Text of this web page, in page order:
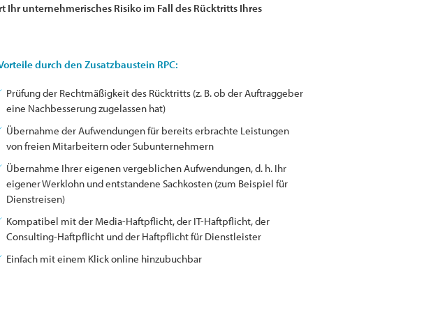
Ihr unternehmerisches Risiko im Fall des Rücktritts Ihres
durch den Zusatzbaustein RPC:
Prüfung der Rechtmäßigkeit des Rücktritts (z. B. ob der Auftraggeber
eine Nachbesserung zugelassen hat)
Übernahme der Aufwendungen für bereits erbrachte Leistungen
von freien Mitarbeitern oder Subunternehmern
Übernahme Ihrer eigenen vergeblichen Aufwendungen, d. h. Ihr
eigener Werklohn und entstandene Sachkosten (zum Beispiel für
Dienstreisen)
Kompatibel mit der Media-Haftpflicht, der IT-Haftpflicht, der
Consulting-Haftpflicht und der Haftpflicht für Dienstleister
Einfach mit einem Klick online hinzubuchbar